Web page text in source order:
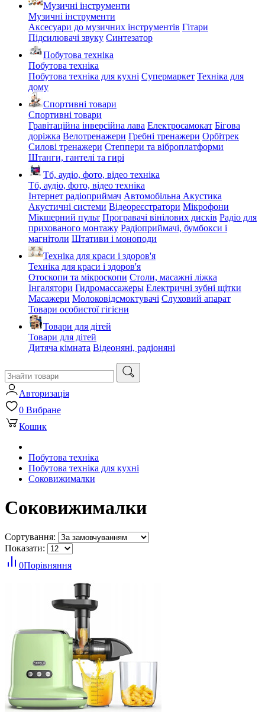
Музичні інструменти
Музичні інструменти
Аксесуари до музичних інструментів Гітари
Підсилювачі звуку Синтезатор
Побутова техніка
Побутова техніка
Побутова техніка для кухні Супермаркет Техніка для
дому
Спортивні товари
Спортивні товари
Гравітаційна інверсійна лава Електросамокат Бігова
доріжка Велотренажери Гребні тренажери Орбітрек
Силові тренажери Степпери та віброплатформи
Штанги, гантелі та гирі
Тб, аудіо, фото, відео техніка
Тб, аудіо, фото, відео техніка
Інтернет радіоприймач Автомобільна Акустика
Акустичні системи Відеореєстратори Мікрофони
Мікшерний пульт Програвачі вінілових дисків Радіо для
прихованого монтажу Радіоприймачі, бумбокси і
магнітоли Штативи і моноподи
Техніка для краси і здоров'я
Техніка для краси і здоров'я
Отоскопи та мікроскопи Столи, масажні ліжка
Інгалятори Гидромассажеры Електричні зубні щітки
Масажери Молоковідсмоктувачі Слуховий апарат
Товари особистої гігієни
Товари для дітей
Товари для дітей
Дитяча кімната Відеоняні, радіоняні
Авторизація
0 Вибране
Кошик
Побутова техніка
Побутова техніка для кухні
Соковижималки
Соковижималки
Сортування:
Показати:
0Порівняння